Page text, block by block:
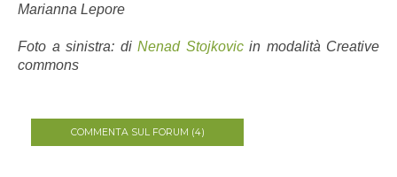
Marianna Lepore
Foto a sinistra: di Nenad Stojkovicin modalità Creative
commons
COMMENTA SUL FORUM (4)